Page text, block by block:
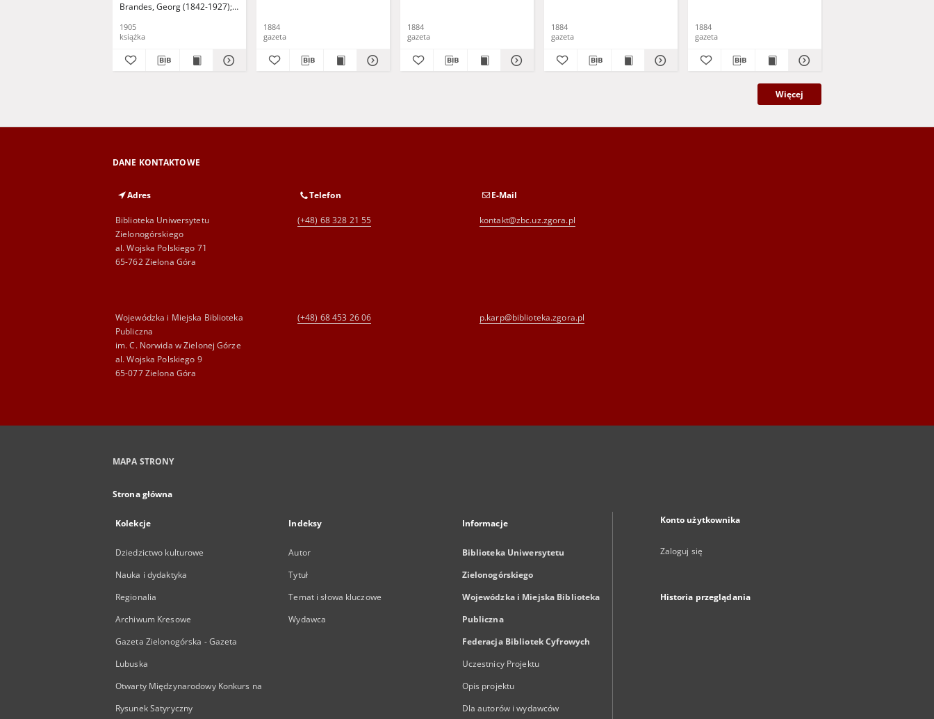
Brandes, Georg (1842-1927) Sarnecka, M. - tł.
1905
książka
1884
gazeta
1884
gazeta
1884
gazeta
1884
gazeta
Więcej
DANE KONTAKTOWE
Adres
Biblioteka Uniwersytetu
Zielonogórskiego
al. Wojska Polskiego 71
65-762 Zielona Góra
Telefon
(+48) 68 328 21 55
E-Mail
kontakt@zbc.uz.zgora.pl
Wojewódzka i Miejska Biblioteka
Publiczna
im. C. Norwida w Zielonej Górze
al. Wojska Polskiego 9
65-077 Zielona Góra
(+48) 68 453 26 06 p.karp@biblioteka.zgora.pl
MAPA STRONY
Strona główna
Kolekcje
Dziedzictwo kulturowe
Nauka i dydaktyka
Regionalia
Archiwum Kresowe
Gazeta Zielonogórska - Gazeta
Lubuska
Otwarty Międzynarodowy Konkurs na
Rysunek Satyryczny
Indeksy
Autor
Tytuł
Temat i słowa kluczowe
Wydawca
Informacje
Biblioteka Uniwersytetu
Zielonogórskiego
Wojewódzka i Miejska Biblioteka
Publiczna
Federacja Bibliotek Cyfrowych
Uczestnicy Projektu
Opis projektu
Dla autorów i wydawców
Konto użytkownika
Zaloguj się
Historia przeglądania